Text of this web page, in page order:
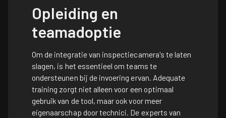
Opleiding en
teamadoptie
Om de integratie van inspectiecamera's te laten
slagen, is het essentieel om teams te
ondersteunen bij de invoering ervan. Adequate
training zorgt niet alleen voor een optimaal
gebruik van de tool, maar ook voor meer
eigenaarschap door technici. De experts van